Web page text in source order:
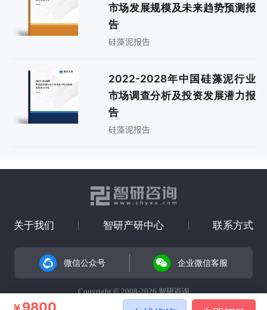
市场发展规模及未来趋势预测报
告
硅藻泥报告
2022-2028年中国硅藻泥行业
市场调查分析及投资发展潜力报
告
硅藻泥报告
关于我们 智研产研中心 联系方式
微信公众号 企业微信客服
Copyright © 2008-2026 智研咨询